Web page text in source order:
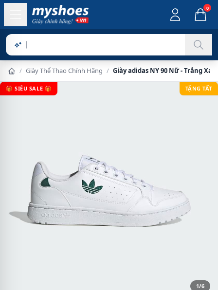
0
Sản phẩm
/ Giày Thể Thao Chính Hãng / Giày adidas NY 90 Nữ - Trắng
🎁 SIÊU SALE 🎁 TẶNG TẤT
1/6